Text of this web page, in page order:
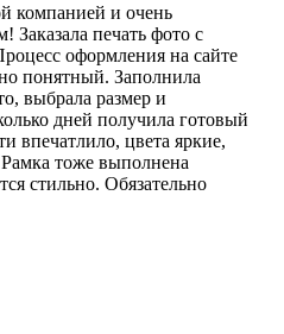
компанией и очень
Заказала печать фото с
оформления на сайте
понятный. Заполнила
выбрала размер и
дней получила готовый
впечатлило, цвета яркие,
Рамка тоже выполнена
стильно. Обязательно